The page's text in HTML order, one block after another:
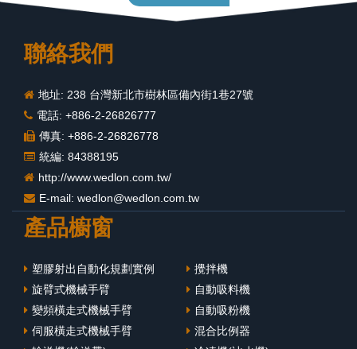
聯絡我們
地址: 238 台灣新北市樹林區備內街1巷27號
電話: +886-2-26826777
傳真: +886-2-26826778
統編: 84388195
http://www.wedlon.com.tw/
E-mail: wedlon@wedlon.com.tw
產品櫥窗
塑膠射出自動化規劃實例
旋臂式機械手臂
變頻橫走式機械手臂
伺服橫走式機械手臂
攪拌機
自動吸料機
自動吸粉機
混合比例器